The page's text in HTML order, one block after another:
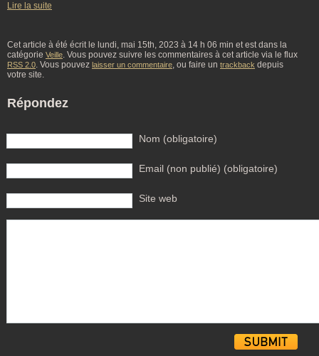
Lire la suite
Cet article à été écrit le lundi, mai 15th, 2023 à 14 h 06 min et est dans la
catégorie Veille. Vous pouvez suivre les commentaires à cet article via le flux
RSS 2.0. Vous pouvez laisser un commentaire, ou faire un trackback depuis
votre site.
Répondez
Nom (obligatoire)
Email (non publié) (obligatoire)
Site web